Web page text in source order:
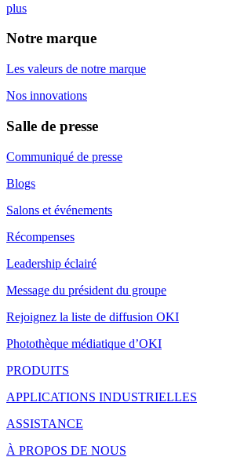
plus
Notre marque
Les valeurs de notre marque
Nos innovations
Salle de presse
Communiqué de presse
Blogs
Salons et événements
Récompenses
Leadership éclairé
Message du président du groupe
Rejoignez la liste de diffusion OKI
Photothèque médiatique d’OKI
PRODUITS
APPLICATIONS INDUSTRIELLES
ASSISTANCE
À PROPOS DE NOUS